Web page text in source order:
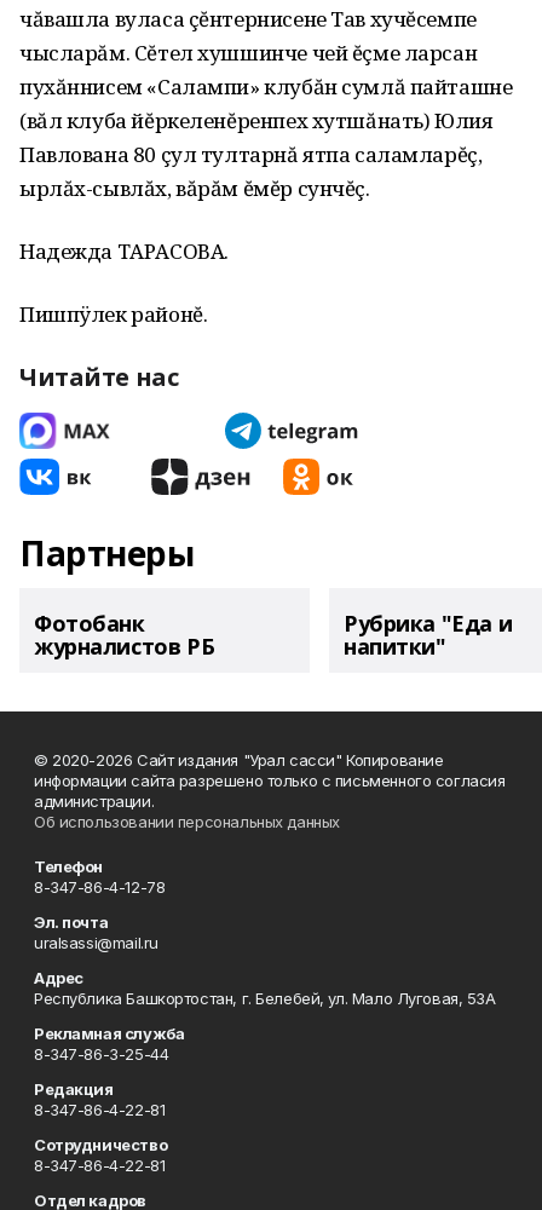
чăвашла вуласа çĕнтернисене Тав хучĕсемпе
чысларăм. Сĕтел хушшинче чей ĕçме ларсан
пухăннисем «Салампи» клубăн сумлă пайташне
(вăл клуба йĕркеленĕренпех хутшăнать) Юлия
Павлована 80 çул тултарнă ятпа саламларĕç,
ырлăх-сывлăх‚ вăрăм ĕмĕр сунчĕç.
Надежда ТАРАСОВА.
Пишпÿлек районĕ.
Читайте нас
Партнеры
Фотобанк
журналистов РБ
Рубрика "Еда и
напитки"
© 2020-2026 Сайт издания "Урал сасси" Копирование
информации сайта разрешено только с письменного согласия
администрации.
Об использовании персональных данных
Телефон
8-347-86-4-12-78
Эл. почта
uralsassi@mail.ru
Адрес
Республика Башкортостан, г. Белебей, ул. Мало Луговая, 53А
Рекламная служба
8-347-86-3-25-44
Редакция
8-347-86-4-22-81
Сотрудничество
8-347-86-4-22-81
Отдел кадров